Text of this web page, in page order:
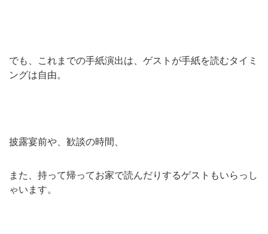
でも、これまでの手紙演出は、ゲストが手紙を読むタイミ
ングは自由。
披露宴前や、歓談の時間、
また、持って帰ってお家で読んだりするゲストもいらっし
ゃいます。